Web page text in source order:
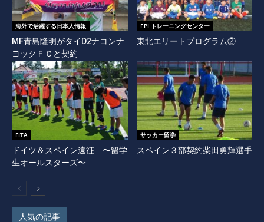
海外で活躍する日本人情報
MF青島隆明がタイD2ナコンナ
ヨックＦＣと契約
EPI トレーニングセンター
東北エリートプログラム②
FITA
ドイツ＆スペイン遠征 〜留学
生オールスターズ〜
サッカー留学
スペイン３部契約柴田勇輝選手
人気の記事